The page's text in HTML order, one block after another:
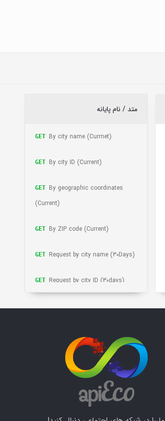
متد / نام پایانه
GET By city name (Currnet)
GET By city ID (Current)
GET By geographic coordinates
(Current)
GET By ZIP code (Current)
GET Request by city name (30Days)
GET Request by city ID (30days)
Request by ZIP code (30 days)
By city name (5days)
By geographic coordinates (30